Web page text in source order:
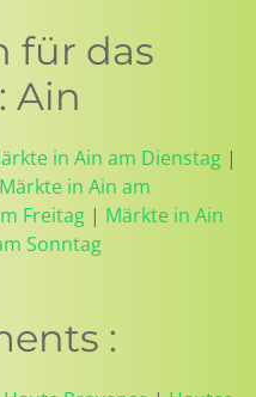
für das
Ain
in Ain am Dienstag |
Märkte in Ain am
Freitag | Märkte in Ain
Sonntag
: